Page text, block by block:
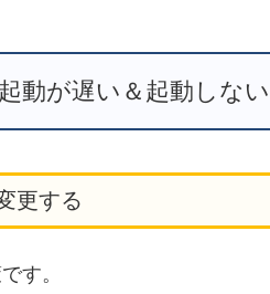
動が遅い＆起動しな
更する
す。